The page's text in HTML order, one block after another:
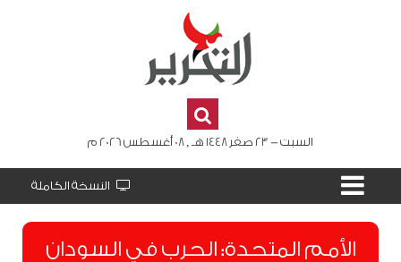
السبت - 23 صفر 1448 هـ , 08 أغسطس 2026 م
النسخة الكاملة
الأمم المتحدة: الحرب في السودان